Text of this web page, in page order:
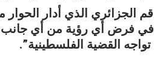
الجزائري الذي أدار الحوار
فرض أي رؤية من أي جانب
تواجه القضية الفلسطينية”.